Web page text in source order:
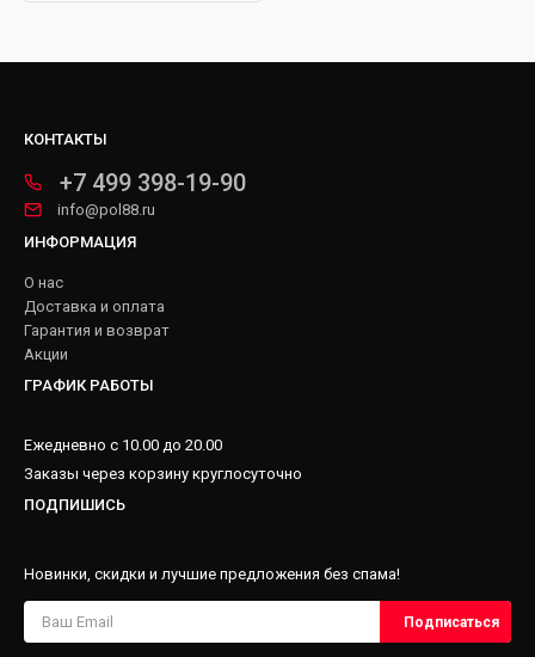
КОНТАКТЫ
+7 499 398-19-90
info@pol88.ru
ИНФОРМАЦИЯ
О нас
Доставка и оплата
Гарантия и возврат
Акции
ГРАФИК РАБОТЫ
Ежедневно с 10.00 до 20.00
Заказы через корзину круглосуточно
ПОДПИШИСЬ
Новинки, скидки и лучшие предложения без спама!